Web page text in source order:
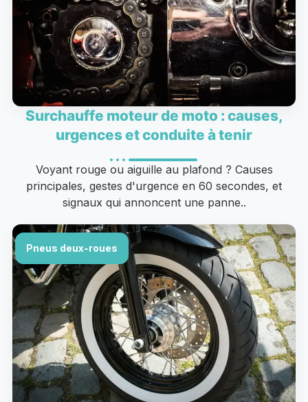
Surchauffe moteur de moto : causes,
urgences et conduite à tenir
Voyant rouge ou aiguille au plafond ? Causes
principales, gestes d'urgence en 60 secondes, et
signaux qui annoncent une panne..
Pneus deux-roues